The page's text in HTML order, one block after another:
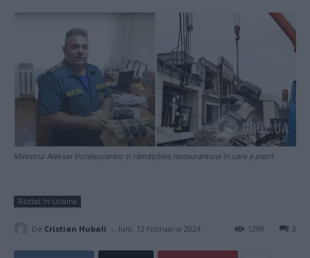
Ministrul Aleksei Poteleșcenko și rămășițele restaurantului în care a pierit
Război în Ucraina
De Cristian Hubali - luni, 12 februarie 2024 3
1299